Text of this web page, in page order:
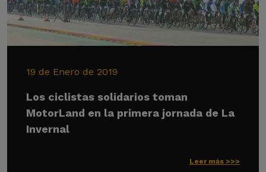
19 de Enero de 2019
Los ciclistas solidarios toman
MotorLand en la primera jornada de La
Invernal
Leer más >>>